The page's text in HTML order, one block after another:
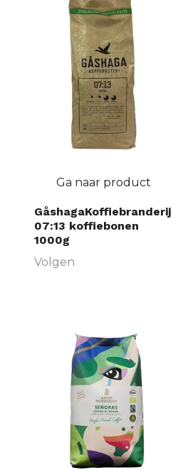
Ga naar product
GåshagaKoffiebranderij
07:13 koffiebonen
1000g
Volgen